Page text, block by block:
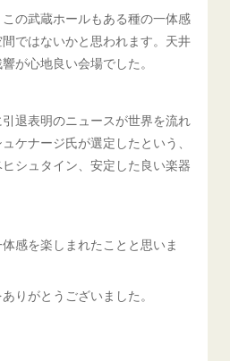
の武蔵ホールもある種の一体感
ではないかと思われます。天井
が心地良い会場でした。
退表明のニュースが世界を流れ
ケナージ氏が選定したという、
シュタイン、安定した良い楽器
感を楽しまれたことと思いま
りがとうございました。